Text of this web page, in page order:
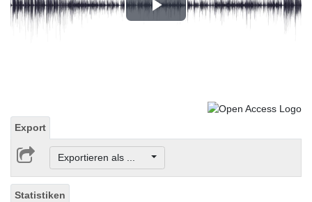
Play
Export
Exportieren als ...
Statistiken